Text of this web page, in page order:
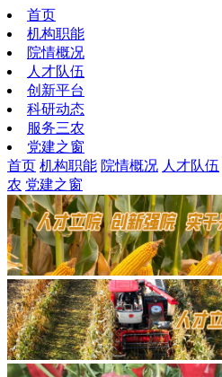
首页
机构职能
院情概况
人才队伍
创新平台
科研动态
服务三农
党建之窗
首页 机构职能 院情概况 人才队伍
农 党建之窗